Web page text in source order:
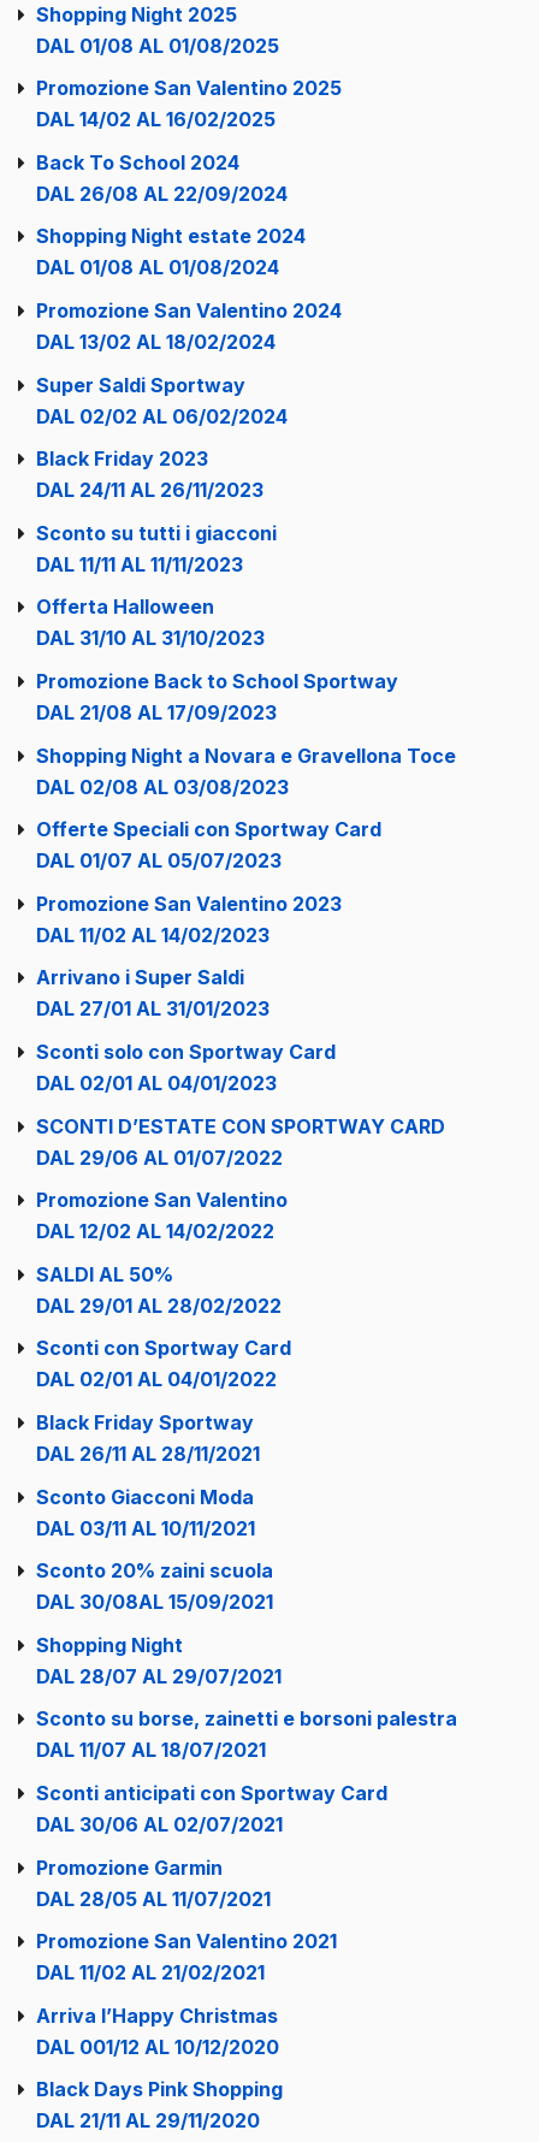
Shopping Night 2025
DAL 01/08 AL 01/08/2025
Promozione San Valentino 2025
DAL 14/02 AL 16/02/2025
Back To School 2024
DAL 26/08 AL 22/09/2024
Shopping Night estate 2024
DAL 01/08 AL 01/08/2024
Promozione San Valentino 2024
DAL 13/02 AL 18/02/2024
Super Saldi Sportway
DAL 02/02 AL 06/02/2024
Black Friday 2023
DAL 24/11 AL 26/11/2023
Sconto su tutti i giacconi
DAL 11/11 AL 11/11/2023
Offerta Halloween
DAL 31/10 AL 31/10/2023
Promozione Back to School Sportway
DAL 21/08 AL 17/09/2023
Shopping Night a Novara e Gravellona Toce
DAL 02/08 AL 03/08/2023
Offerte Speciali con Sportway Card
DAL 01/07 AL 05/07/2023
Promozione San Valentino 2023
DAL 11/02 AL 14/02/2023
Arrivano i Super Saldi
DAL 27/01 AL 31/01/2023
Sconti solo con Sportway Card
DAL 02/01 AL 04/01/2023
SCONTI D’ESTATE CON SPORTWAY CARD
DAL 29/06 AL 01/07/2022
Promozione San Valentino
DAL 12/02 AL 14/02/2022
SALDI AL 50%
DAL 29/01 AL 28/02/2022
Sconti con Sportway Card
DAL 02/01 AL 04/01/2022
Black Friday Sportway
DAL 26/11 AL 28/11/2021
Sconto Giacconi Moda
DAL 03/11 AL 10/11/2021
Sconto 20% zaini scuola
DAL 30/08AL 15/09/2021
Shopping Night
DAL 28/07 AL 29/07/2021
Sconto su borse, zainetti e borsoni palestra
DAL 11/07 AL 18/07/2021
Sconti anticipati con Sportway Card
DAL 30/06 AL 02/07/2021
Promozione Garmin
DAL 28/05 AL 11/07/2021
Promozione San Valentino 2021
DAL 11/02 AL 21/02/2021
Arriva l’Happy Christmas
DAL 001/12 AL 10/12/2020
Black Days Pink Shopping
DAL 21/11 AL 29/11/2020